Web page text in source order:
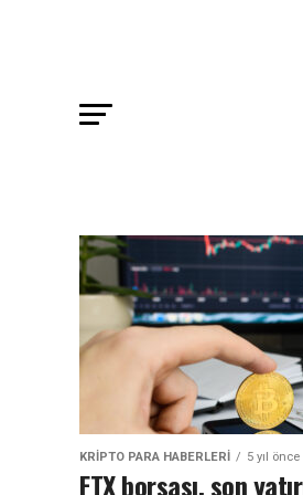
KRIPTO PARA HABERLERI 5 yıl önce
FTX borsası, son